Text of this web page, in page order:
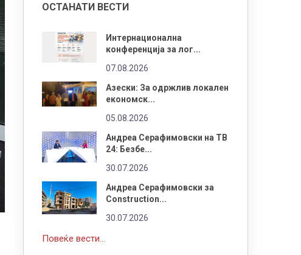
ОСТАНАТИ ВЕСТИ
Интернационална
конференција за лог...
07.08.2026
Азески: За одржлив локален
економск...
05.08.2026
Андреа Серафимовски на ТВ
24: Безбе...
30.07.2026
Андреа Серафимовски за
Construction...
30.07.2026
Повеќе вести...